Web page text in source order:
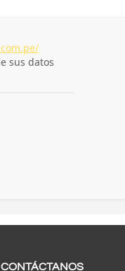
CONTÁCTANOS